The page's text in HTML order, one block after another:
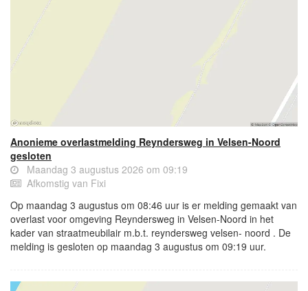
Anonieme overlastmelding Reyndersweg in Velsen-Noord
gesloten
Maandag 3 augustus 2026 om 09:19
Afkomstig van Fixi
Op maandag 3 augustus om 08:46 uur is er melding gemaakt van
overlast voor omgeving Reyndersweg in Velsen-Noord in het
kader van straatmeubilair m.b.t. reyndersweg velsen- noord . De
melding is gesloten op maandag 3 augustus om 09:19 uur.